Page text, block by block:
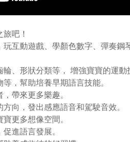
吧！
玩互動遊戲、學顏色數字、彈奏
、形狀分類等， 增強寶寶的運動
，幫助培養早期語言技能。
帶來更多樂趣。
向，發出感應語音和駕駛音效。
更多想像空間。
進語言發展。